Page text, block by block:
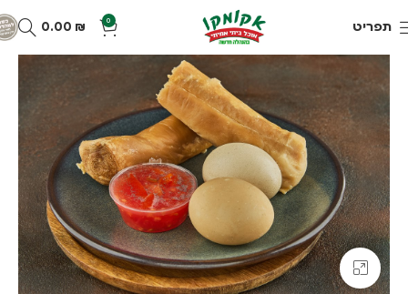
תפריט 0
0.00 ₪
Click to enlarge